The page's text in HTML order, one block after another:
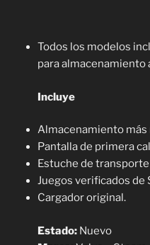
Todos los modelos
para almacenamiento
Incluye
Almacenamiento más
Pantalla de primera
Estuche de
Juegos verificados de
Cargador original.
Estado:Nuevo